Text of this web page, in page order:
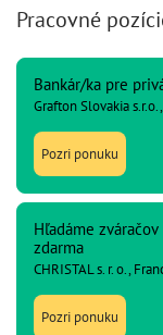
Pracovné
Bankár/ka pre
Grafton Slovakia
Pozri ponuku
Hľadáme
zdarma
CHRISTAL s. r. o.,
Pozri ponuku